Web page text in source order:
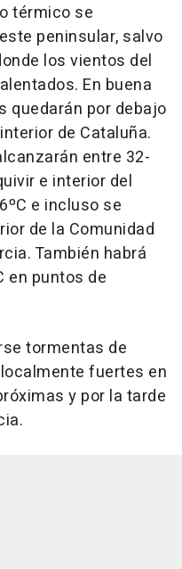
térmico se
peninsular, salvo
los vientos del
En buena
quedarán por debajo
de Cataluña.
entre 32-
e interior del
e incluso se
de la Comunidad
También habrá
en puntos de
tormentas de
fuertes en
y por la tarde